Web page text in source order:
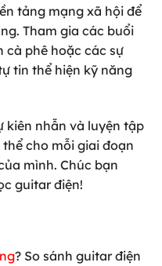
tảng mạng xã hội để
Tham gia các buổi
cà phê hoặc các sự
tin thể hiện kỹ năng
kiên nhẫn và luyện tập
cho mỗi giai đoạn
mình. Chúc bạn
guitar điện!
? So sánh guitar điện